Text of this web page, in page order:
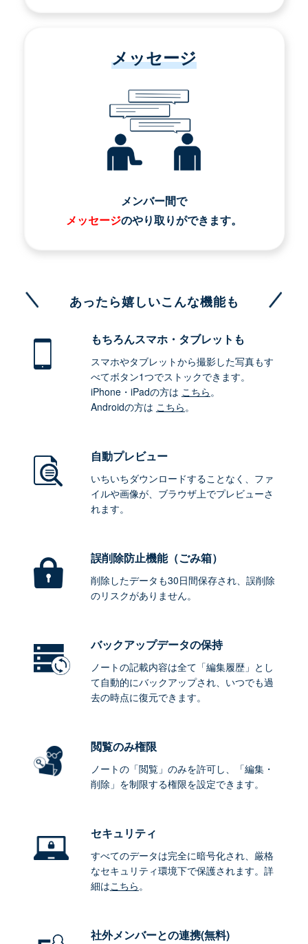
メッセージ
メンバー間で
メッセージのやり取りができます。
あったら嬉しいこんな機能も
もちろんスマホ・タブレットも
スマホやタブレットから撮影した写真もす
べてボタン1つでストックできます。
iPhone・iPadの方は こちら。
Androidの方は こちら。
自動プレビュー
いちいちダウンロードすることなく、ファ
イルや画像が、ブラウザ上でプレビューさ
れます。
誤削除防止機能（ごみ箱）
削除したデータも30日間保存され、誤削除
のリスクがありません。
バックアップデータの保持
ノートの記載内容は全て「編集履歴」とし
て自動的にバックアップされ、いつでも過
去の時点に復元できます。
閲覧のみ権限
ノートの「閲覧」のみを許可し、「編集・
削除」を制限する権限を設定できます。
セキュリティ
すべてのデータは完全に暗号化され、厳格
なセキュリティ環境下で保護されます。詳
細はこちら。
社外メンバーとの連携(無料)